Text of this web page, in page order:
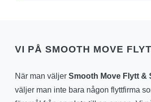
VI PÅ SMOOTH MOVE
När man väljer Smooth Move Flytt &
väljer man inte bara någon flyttfirma